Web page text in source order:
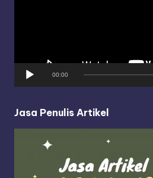
00:00
Jasa Penulis Artikel